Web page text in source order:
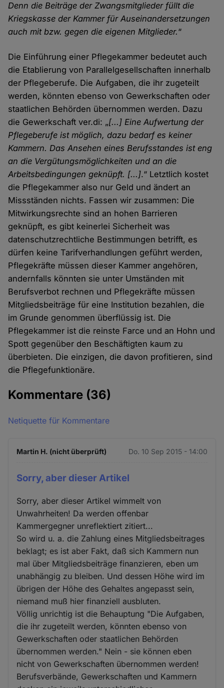
Denn die Beiträge der Zwangsmitglieder füllt die
Kriegskasse der Kammer für Auseinandersetzungen
auch mit bzw. gegen die eigenen Mitglieder.“
Die Einführung einer Pflegekammer bedeutet auch
die Etablierung von Parallelgesellschaften innerhalb
der Pflegeberufe. Die Aufgaben, die ihr zugeteilt
werden, könnten ebenso von Gewerkschaften oder
staatlichen Behörden übernommen werden. Dazu
die Gewerkschaft ver.di: „[...] Eine Aufwertung der
Pflegeberufe ist möglich, dazu bedarf es keiner
Kammern. Das Ansehen eines Berufsstandes ist eng
an die Vergütungsmöglichkeiten und an die
Arbeitsbedingungen geknüpft. [...].“ Letztlich kostet
die Pflegekammer also nur Geld und ändert an
Missständen nichts. Fassen wir zusammen: Die
Mitwirkungsrechte sind an hohen Barrieren
geknüpft, es gibt keinerlei Sicherheit was
datenschutzrechtliche Bestimmungen betrifft, es
dürfen keine Tarifverhandlungen geführt werden,
Pflegekräfte müssen dieser Kammer angehören,
andernfalls könnten sie unter Umständen mit
Berufsverbot rechnen und Pflegekräfte müssen
Mitgliedsbeiträge für eine Institution bezahlen, die
im Grunde genommen überflüssig ist. Die
Pflegekammer ist die reinste Farce und an Hohn und
Spott gegenüber den Beschäftigten kaum zu
überbieten. Die einzigen, die davon profitieren, sind
die Pflegefunktionäre.
Kommentare (36)
Netiquette für Kommentare
Martin H. (nicht überprüft) Do. 10 Sep 2015 - 14:00
Sorry, aber dieser Artikel
Sorry, aber dieser Artikel wimmelt von
Unwahrheiten! Da werden offenbar
Kammergegner unreflektiert zitiert...
So wird u. a. die Zahlung eines Mitgliedsbeitrages
beklagt; es ist aber Fakt, daß sich Kammern nun
mal über Mitgliedsbeiträge finanzieren, eben um
unabhängig zu bleiben. Und dessen Höhe wird im
übrigen der Höhe des Gehaltes angepasst sein,
niemand muß hier finanziell ausbluten.
Völlig unrichtig ist die Behauptung "Die Aufgaben,
die ihr zugeteilt werden, könnten ebenso von
Gewerkschaften oder staatlichen Behörden
übernommen werden." Nein - sie können eben
nicht von Gewerkschaften übernommen werden!
Berufsverbände, Gewerkschaften und Kammern